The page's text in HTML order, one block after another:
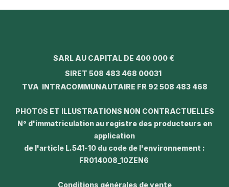
SARL AU CAPITAL DE 400 000 €
SIRET 508 483 468 00031
TVA INTRACOMMUNAUTAIRE FR 92 508 483 468
PHOTOS ET ILLUSTRATIONS NON CONTRACTUELLES
N° d'immatriculation au registre des producteurs en
application
de l'article L.541-10 du code de l'environnement :
FR014008_10ZEN6
Conditions générales de vente